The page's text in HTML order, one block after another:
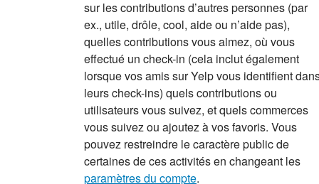
sur les contributions d’autres personnes (par
ex., utile, drôle, cool, aide ou n’aide pas),
quelles contributions vous aimez, où vous
effectué un check-in (cela inclut également
lorsque vos amis sur Yelp vous identifient
leurs check-ins) quels contributions ou
utilisateurs vous suivez, et quels commerces
vous suivez ou ajoutez à vos favoris. Vous
pouvez restreindre le caractère public de
certaines de ces activités en changeant les
paramètres du compte.